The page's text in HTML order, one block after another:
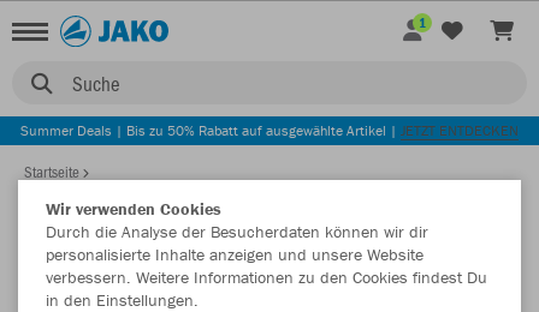
Suche
1
Summer Deals | Bis zu 50% Rabatt auf ausgewählte Artikel | JETZT ENTDECKEN
Startseite
Wir verwenden Cookies
Durch die Analyse der Besucherdaten können wir dir
personalisierte Inhalte anzeigen und unsere Website
verbessern. Weitere Informationen zu den Cookies findest Du
in den Einstellungen.